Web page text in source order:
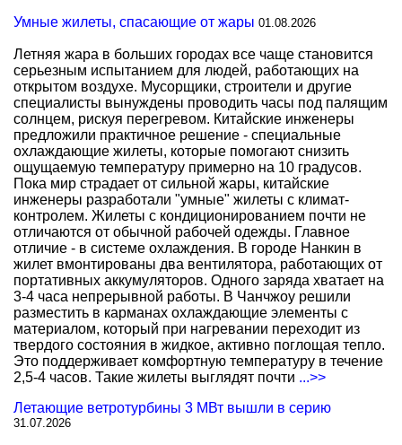
Умные жилеты, спасающие от жары 01.08.2026
Летняя жара в больших городах все чаще становится
серьезным испытанием для людей, работающих на
открытом воздухе. Мусорщики, строители и другие
специалисты вынуждены проводить часы под палящим
солнцем, рискуя перегревом. Китайские инженеры
предложили практичное решение - специальные
охлаждающие жилеты, которые помогают снизить
ощущаемую температуру примерно на 10 градусов.
Пока мир страдает от сильной жары, китайские
инженеры разработали "умные" жилеты с климат-
контролем. Жилеты с кондиционированием почти не
отличаются от обычной рабочей одежды. Главное
отличие - в системе охлаждения. В городе Нанкин в
жилет вмонтированы два вентилятора, работающих от
портативных аккумуляторов. Одного заряда хватает на
3-4 часа непрерывной работы. В Чанчжоу решили
разместить в карманах охлаждающие элементы с
материалом, который при нагревании переходит из
твердого состояния в жидкое, активно поглощая тепло.
Это поддерживает комфортную температуру в течение
2,5-4 часов. Такие жилеты выглядят почти ...>>
Летающие ветротурбины 3 МВт вышли в серию
31.07.2026